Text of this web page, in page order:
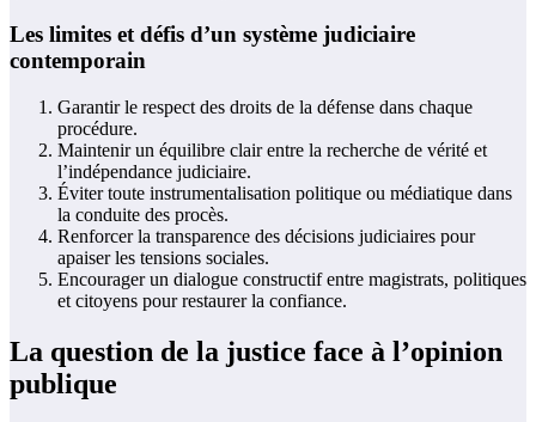
Les limites et défis d’un système judiciaire
contemporain
Garantir le respect des droits de la défense dans chaque
procédure.
Maintenir un équilibre clair entre la recherche de vérité et
l’indépendance judiciaire.
Éviter toute instrumentalisation politique ou médiatique dans
la conduite des procès.
Renforcer la transparence des décisions judiciaires pour
apaiser les tensions sociales.
Encourager un dialogue constructif entre magistrats, politiques
et citoyens pour restaurer la confiance.
La question de la justice face à l’opinion
publique